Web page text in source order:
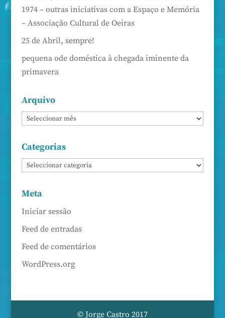
1974 – outras iniciativas com a Espaço e Memória
– Associação Cultural de Oeiras
25 de Abril, sempre!
pequena ode doméstica à chegada iminente da
primavera
Arquivo
Categorias
Meta
Iniciar sessão
Feed de entradas
Feed de comentários
WordPress.org
© Jorge Castro 2017